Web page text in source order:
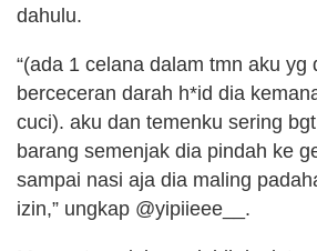
dahulu.
“(ada 1 celana dalam tmn aku yg
berceceran darah h*id dia
cuci). aku dan temenku sering
barang semenjak dia pindah ke
sampai nasi aja dia maling
izin,” ungkap @yipiieee__.